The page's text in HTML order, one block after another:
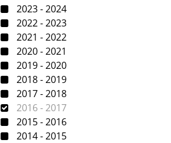
2023 - 2024
2022 - 2023
2021 - 2022
2020 - 2021
2019 - 2020
2018 - 2019
2017 - 2018
2016 - 2017
2015 - 2016
2014 - 2015